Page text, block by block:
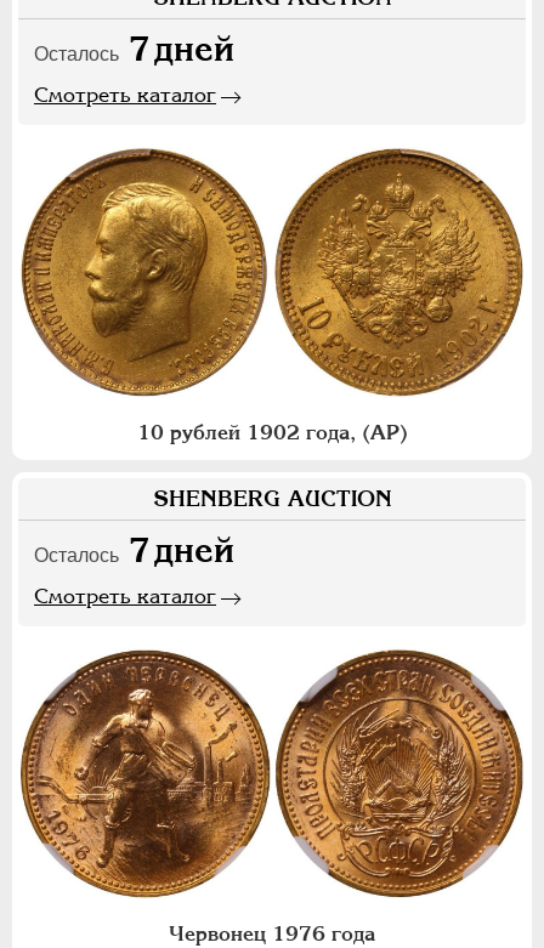
Осталось 7дней
Смотреть каталог
10 рублей 1902 года, (АР)
SHENBERG AUCTION
Осталось 7дней
Смотреть каталог
Червонец 1976 года